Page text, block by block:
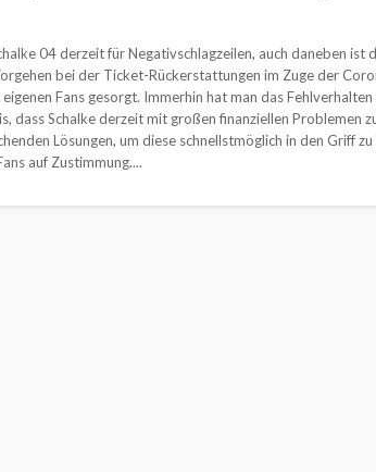
04 derzeit für Negativschlagzeilen, auch daneben ist
bei der Ticket-Rückerstattungen im Zuge der
Fans gesorgt. Immerhin hat man das
dass Schalke derzeit mit großen finanziellen Problemen
Lösungen, um diese schnellstmöglich in den Griff
auf Zustimmung....